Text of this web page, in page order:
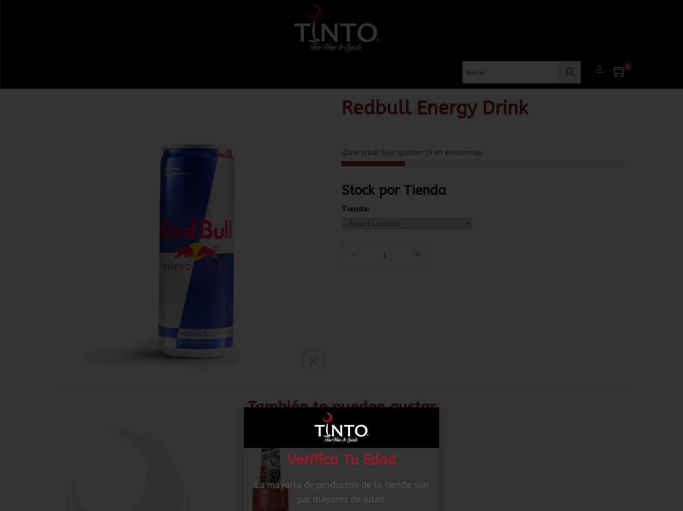
0
Redbull Energy Drink
¡Date prisa! Solo quedan 19 en existencias.
Stock por Tienda
Tienda:
También te pueden gustar
Verifica Tu Edad
La mayoría de productos de la tienda son
par mayores de edad.